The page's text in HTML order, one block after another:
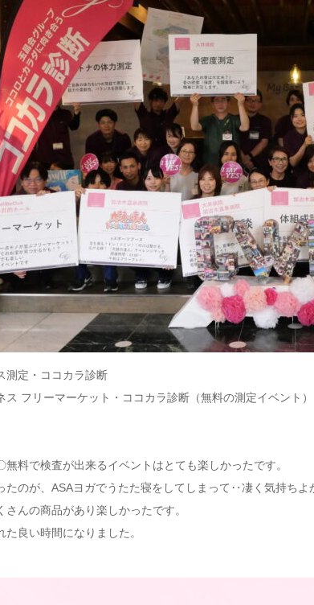
測定・ココカラ診断
ス フリーマーケット・ココカラ診断（無料の測定イベント
無料で検査が出来るイベントはとても楽しかったです。
たのが、ASAヨガでうたた寝をしてしまって‥凄く気持ちよ
んの商品があり楽しかったです。
良い時間になりました。